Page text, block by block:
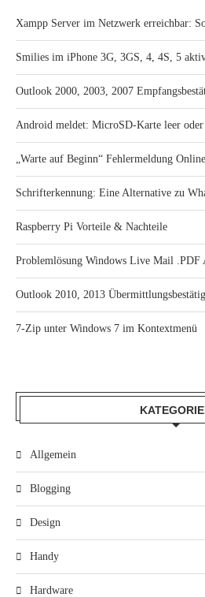
Xampp Server im Netzwerk erreichbar:
Smilies im iPhone 3G, 3GS, 4, 4S, 5
Outlook 2000, 2003, 2007
Android meldet: MicroSD-Karte leer
„Warte auf Beginn“ Fehlermeldung
Schrifterkennung: Eine Alternative zu
Raspberry Pi Vorteile & Nachteile
Problemlösung Windows Live Mail .PDF
Outlook 2010, 2013
7-Zip unter Windows 7 im Kontextmenü
Allgemein
Blogging
Design
Handy
Hardware